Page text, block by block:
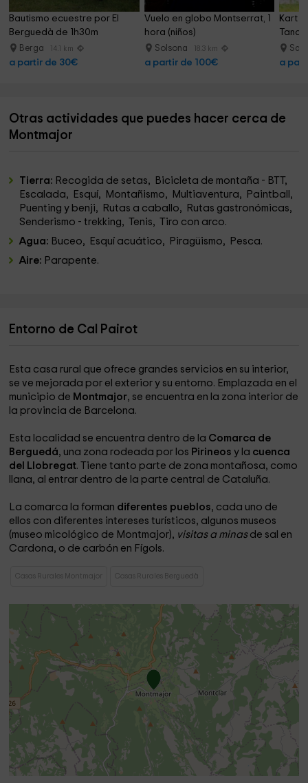
Bautismo ecuestre por El
Berguedà de 1h30m
Berga 14.1 km
a partir de 30€
Vuelo en globo Montserrat, 1
hora (niños)
Solsona 18.3 km
a partir de 100€
Kart
a
Otras actividades que puedes hacer cerca de
Montmajor
Tierra: Recogida de setas, Bicicleta de montaña - BTT,
Escalada, Esquí, Montañismo, Multiaventura, Paintball,
Puenting y benji, Rutas a caballo, Rutas gastronómicas,
Senderismo - trekking, Tenis, Tiro con arco.
Agua: Buceo, Esquí acuático, Piragüismo, Pesca.
Aire: Parapente.
Entorno de Cal Pairot
Esta casa rural que ofrece grandes servicios en su interior,
se ve mejorada por el exterior y su entorno. Emplazada en el
municipio de Montmajor, se encuentra en la zona interior de
la provincia de Barcelona.
Esta localidad se encuentra dentro de la Comarca de
Berguedá, una zona rodeada por los Pirineos y la cuenca
del Llobregat. Tiene tanto parte de zona montañosa, como
llana, al entrar dentro de la parte central de Cataluña.
La comarca la forman diferentes pueblos, cada uno de
ellos con diferentes intereses turísticos, algunos museos
(museo micológico de Montmajor), visitas a minasde sal en
Cardona, o de carbón en Fígols.
Casas Rurales Montmajor Casas Rurales Berguedà